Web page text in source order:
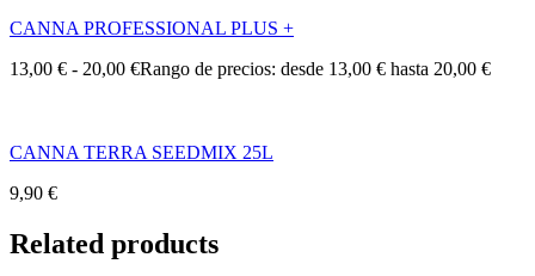
CANNA PROFESSIONAL PLUS +
13,00 € - 20,00 €Rango de precios: desde 13,00 € hasta 20,00 €
CANNA TERRA SEEDMIX 25L
9,90 €
Related products